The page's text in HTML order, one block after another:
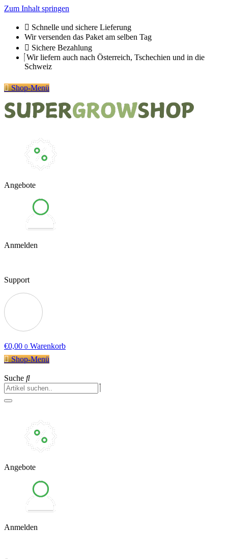
Zum Inhalt springen
Schnelle und sichere Lieferung
Wir versenden das Paket am selben Tag
Sichere Bezahlung
Wir liefern auch nach Österreich, Tschechien und in die
Schweiz
Shop-Menü
Angebote
Anmelden
Support
€0,00 0 Warenkorb
Shop-Menü
Suche
Angebote
Anmelden